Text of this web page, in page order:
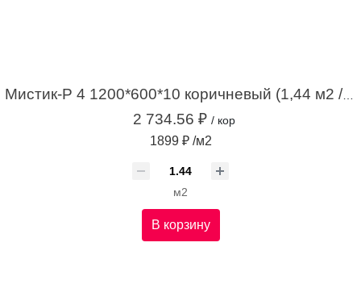
2 734.56 ₽ / кор
1899 ₽ /м2
м2
В корзину